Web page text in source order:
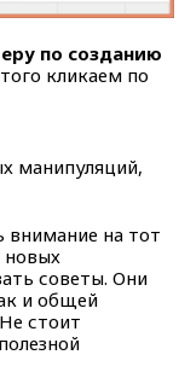
по созданию
кликаем по
манипуляций,
внимание на тот
новых
советы. Они
и общей
стоит